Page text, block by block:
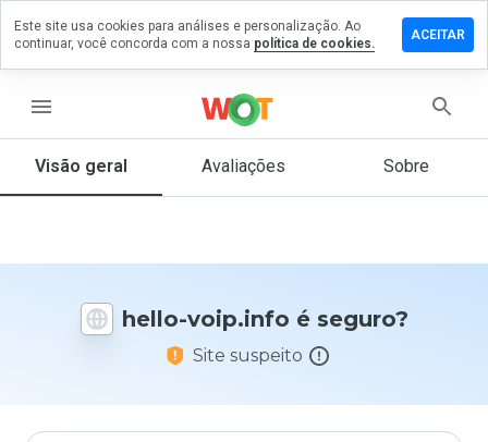
menu
Visão geral Avaliações Sobre
hello-voip.info é seguro?
Site suspeito
um
hello-
que
Este site usa cookies para análises e personalização. Ao
continuar, você concorda com a nossa política de cookies.
ACEITAR